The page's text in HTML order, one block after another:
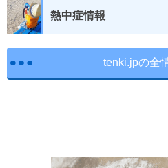
熱中症情報
tenki.jpの全